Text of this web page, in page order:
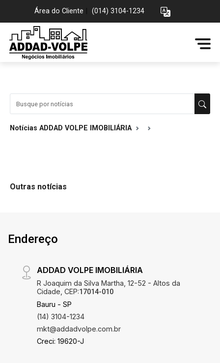
Área do Cliente (014) 3104-1234
Notícias ADDAD VOLPE IMOBILIÁRIA
Outras notícias
Endereço
ADDAD VOLPE IMOBILIÁRIA
R Joaquim da Silva Martha, 12-52 - Altos da
Cidade, CEP:17014-010
Bauru - SP
(14) 3104-1234
mkt@addadvolpe.com.br
Creci: 19620-J